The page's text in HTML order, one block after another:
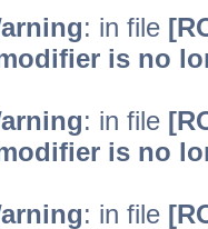
: in file
is no
: in file
is no
: in file